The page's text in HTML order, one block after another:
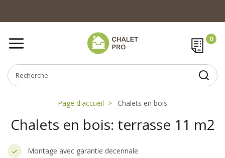
Page d'accueil Chalets en bois
Chalets en bois: terrasse 11 m2
Montage avec garantie decennale